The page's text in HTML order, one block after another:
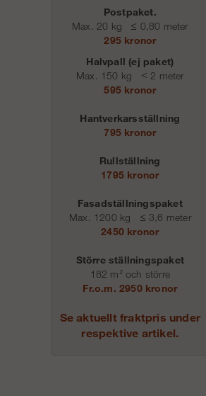
Postpaket.
Max. 20 kg
≤ 0,80 meter
295 kronor
Halvpall (ej paket)
Max. 150 kg < 2 meter
595 kronor
Hantverkarsställning
795 kronor
Rullställning
1795 kronor
Fasadställningspaket
Max. 1200 kg
≤ 3,6 meter
2450 kronor
Större ställningspaket
182 m² och större
Fr.o.m. 2950 kronor
Se aktuellt fraktpris under
respektive artikel.